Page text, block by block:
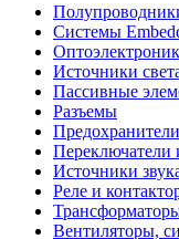
Системы
Источники
Пассивные
Разъeмы
Переключатели
Источники
Реле и
Вентиляторы,